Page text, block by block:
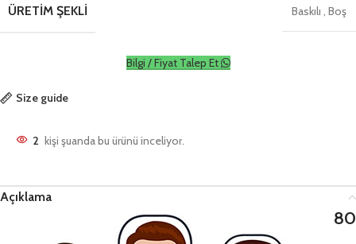
ÜRETIM ŞEKLI Baskılı Boş
Bilgi / Fiyat Talep Et
Size guide
2 kişi şuanda bu ürünü inceliyor.
Açıklama
80